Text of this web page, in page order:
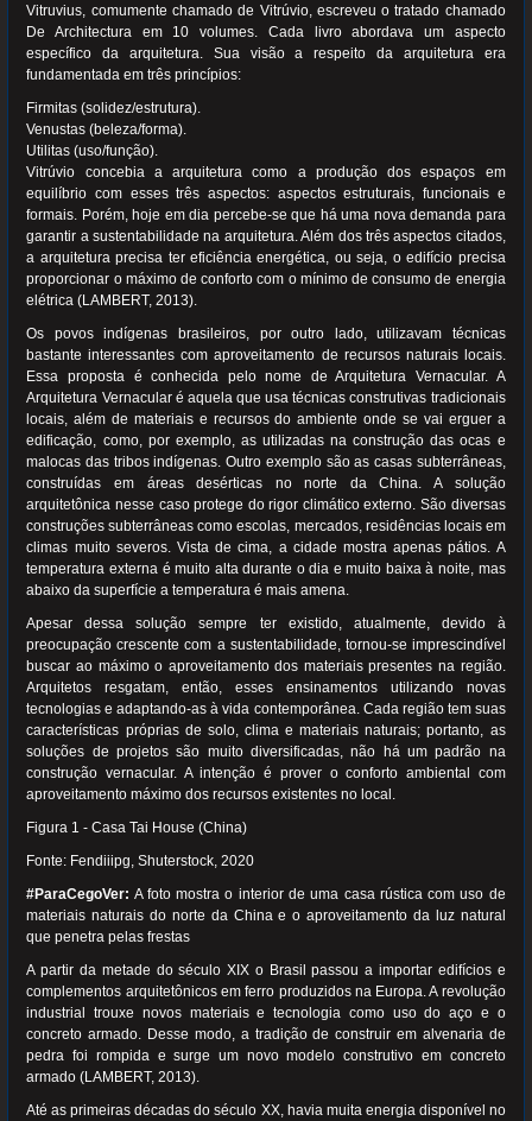
Vitruvius, comumente chamado de Vitrúvio, escreveu o tratado chamado
De Architectura em 10 volumes. Cada livro abordava um aspecto
específico da arquitetura. Sua visão a respeito da arquitetura era
fundamentada em três princípios:
Firmitas (solidez/estrutura).
Venustas (beleza/forma).
Utilitas (uso/função).
Vitrúvio concebia a arquitetura como a produção dos espaços em
equilíbrio com esses três aspectos: aspectos estruturais, funcionais e
formais. Porém, hoje em dia percebe-se que há uma nova demanda para
garantir a sustentabilidade na arquitetura. Além dos três aspectos citados,
a arquitetura precisa ter eficiência energética, ou seja, o edifício precisa
proporcionar o máximo de conforto com o mínimo de consumo de energia
elétrica (LAMBERT, 2013).
Os povos indígenas brasileiros, por outro lado, utilizavam técnicas
bastante interessantes com aproveitamento de recursos naturais locais.
Essa proposta é conhecida pelo nome de Arquitetura Vernacular. A
Arquitetura Vernacular é aquela que usa técnicas construtivas tradicionais
locais, além de materiais e recursos do ambiente onde se vai erguer a
edificação, como, por exemplo, as utilizadas na construção das ocas e
malocas das tribos indígenas. Outro exemplo são as casas subterrâneas,
construídas em áreas desérticas no norte da China. A solução
arquitetônica nesse caso protege do rigor climático externo. São diversas
construções subterrâneas como escolas, mercados, residências locais em
climas muito severos. Vista de cima, a cidade mostra apenas pátios. A
temperatura externa é muito alta durante o dia e muito baixa à noite, mas
abaixo da superfície a temperatura é mais amena.
Apesar dessa solução sempre ter existido, atualmente, devido à
preocupação crescente com a sustentabilidade, tornou-se imprescindível
buscar ao máximo o aproveitamento dos materiais presentes na região.
Arquitetos resgatam, então, esses ensinamentos utilizando novas
tecnologias e adaptando-as à vida contemporânea. Cada região tem suas
características próprias de solo, clima e materiais naturais; portanto, as
soluções de projetos são muito diversificadas, não há um padrão na
construção vernacular. A intenção é prover o conforto ambiental com
aproveitamento máximo dos recursos existentes no local.
Figura 1 - Casa Tai House (China)
Fonte: Fendiiipg, Shuterstock, 2020
#ParaCegoVer: A foto mostra o interior de uma casa rústica com uso de
materiais naturais do norte da China e o aproveitamento da luz natural
que penetra pelas frestas
A partir da metade do século XIX o Brasil passou a importar edifícios e
complementos arquitetônicos em ferro produzidos na Europa. A revolução
industrial trouxe novos materiais e tecnologia como uso do aço e o
concreto armado. Desse modo, a tradição de construir em alvenaria de
pedra foi rompida e surge um novo modelo construtivo em concreto
armado (LAMBERT, 2013).
Até as primeiras décadas do século XX, havia muita energia disponível no